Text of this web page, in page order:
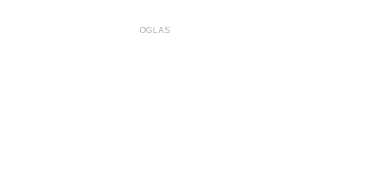
OGLAS